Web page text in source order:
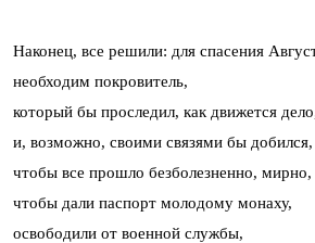
Наконец, все решили: для спасения
необходим покровитель,
который бы проследил, как движется
и, возможно, своими связями бы добился,
чтобы все прошло безболезненно, мирно,
чтобы дали паспорт молодому монаху,
освободили от военной службы,